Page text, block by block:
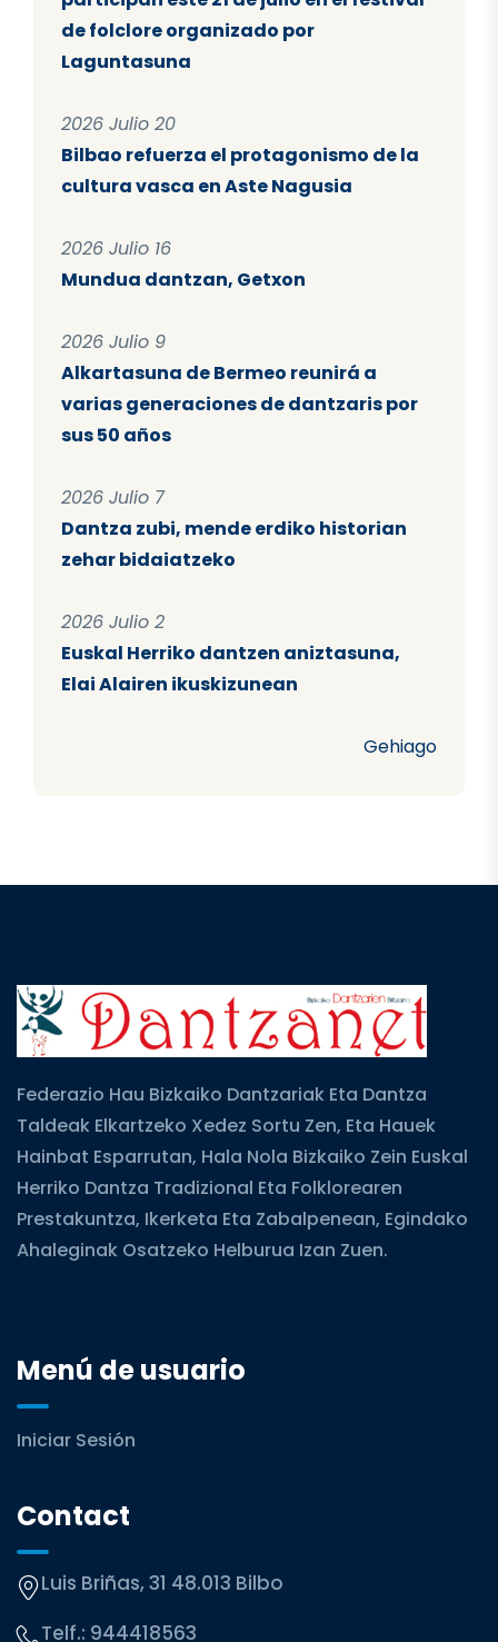
de folclore organizado por
Laguntasuna
2026 Julio 20
Bilbao refuerza el protagonismo de la
cultura vasca en Aste Nagusia
2026 Julio 16
Mundua dantzan, Getxon
2026 Julio 9
Alkartasuna de Bermeo reunirá a
varias generaciones de dantzaris por
sus 50 años
2026 Julio 7
Dantza zubi, mende erdiko historian
zehar bidaiatzeko
2026 Julio 2
Euskal Herriko dantzen aniztasuna,
Elai Alairen ikuskizunean
Gehiago
Federazio Hau Bizkaiko Dantzariak Eta Dantza
Taldeak Elkartzeko Xedez Sortu Zen, Eta Hauek
Hainbat Esparrutan, Hala Nola Bizkaiko Zein Euskal
Herriko Dantza Tradizional Eta Folklorearen
Prestakuntza, Ikerketa Eta Zabalpenean, Egindako
Ahaleginak Osatzeko Helburua Izan Zuen.
Menú de usuario
Iniciar Sesión
Contact
Luis Briñas, 31 48.013 Bilbo
Telf.: 944418563